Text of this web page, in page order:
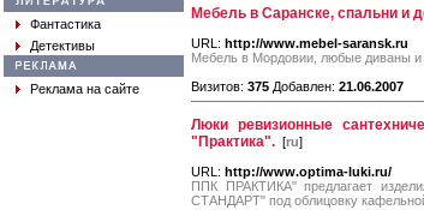
Фантастика
Детективы
Реклама на сайте
Мебель в Саранске, спальни и
URL: http://www.mebel-saransk.ru
Мебель в Мордовии, любые диваны и
Визитов: 375 Добавлен: 21.06.2007
Люки ревизионные
"Практика". [ru]
URL: http://www.optima-luki.ru/
ППК ПРАКТИКА" предлагает
СТАНДАРТ" под облицовку